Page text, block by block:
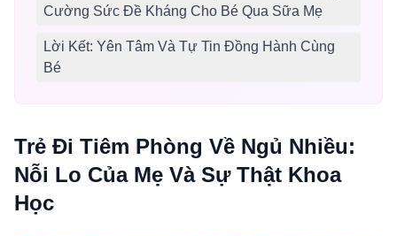
Cường Sức Đề Kháng Cho Bé Qua Sữa Mẹ
Lời Kết: Yên Tâm Và Tự Tin Đồng Hành Cùng
Bé
Trẻ Đi Tiêm Phòng Về Ngủ Nhiều:
Nỗi Lo Của Mẹ Và Sự Thật Khoa
Học